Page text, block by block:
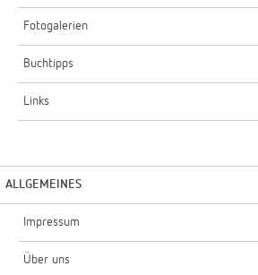
Fotogalerien
Buchtipps
Links
ALLGEMEINES
Impressum
Über uns